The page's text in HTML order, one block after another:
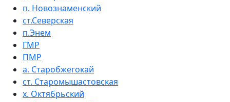
п. Новознаменский
ст.Северская
п.Энем
ГМР
ПМР
а. Старобжегокай
ст. Старомышастовская
х. Октябрьский